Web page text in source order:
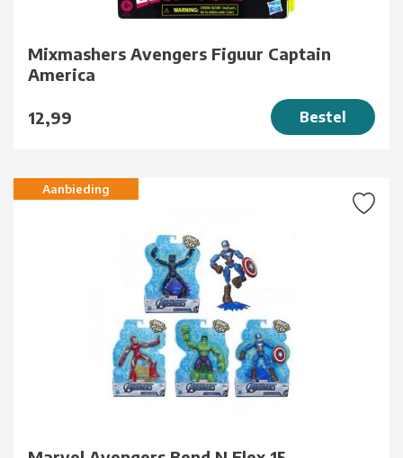
Mixmashers Avengers Figuur Captain
America
12,99 Bestel
Aanbieding